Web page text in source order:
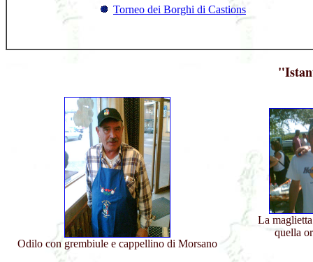
Torneo dei Borghi di Castions
Odilo con grembiule e cappellino di Morsano
La
quella